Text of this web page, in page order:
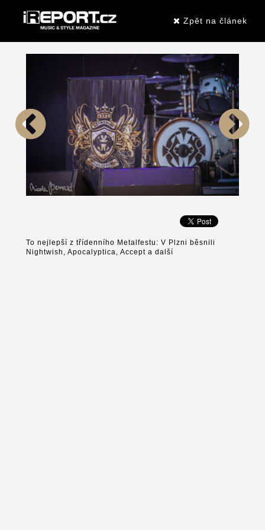
Zpět na článek
To nejlepší z třídenního Metalfestu: V Plzni běsnili
Nightwish, Apocalyptica, Accept a další